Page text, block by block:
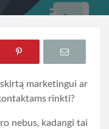
marketingui ar
rinkti?
nebus, kadangi tai